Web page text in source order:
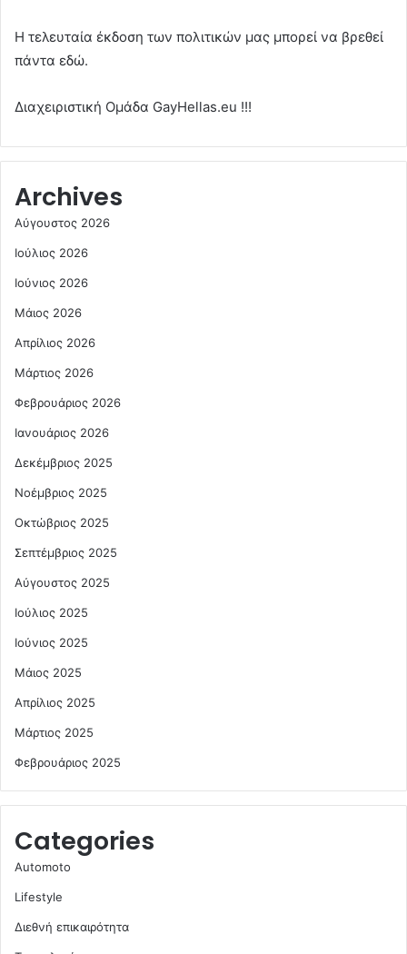
Η τελευταία έκδοση των πολιτικών μας μπορεί να βρεθεί
πάντα εδώ.
Διαχειριστική Ομάδα GayHellas.eu !!!
Archives
Αύγουστος 2026
Ιούλιος 2026
Ιούνιος 2026
Μάιος 2026
Απρίλιος 2026
Μάρτιος 2026
Φεβρουάριος 2026
Ιανουάριος 2026
Δεκέμβριος 2025
Νοέμβριος 2025
Οκτώβριος 2025
Σεπτέμβριος 2025
Αύγουστος 2025
Ιούλιος 2025
Ιούνιος 2025
Μάιος 2025
Απρίλιος 2025
Μάρτιος 2025
Φεβρουάριος 2025
Categories
Automoto
Lifestyle
Διεθνή επικαιρότητα